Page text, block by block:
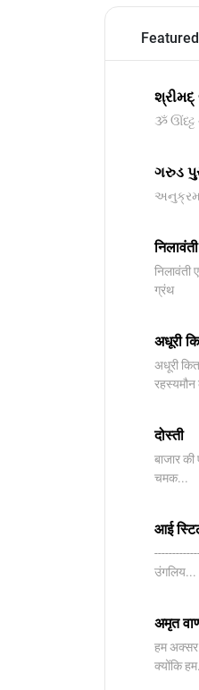
શ્રીમદ્
ૐ
ગરુડ
निलावंती
ग्रंथ
अधूरी
अधूरी
रहस्यमौन
दोस्ती
बाजार
चमक...
आई
उंगलिय...
अमृत
हम अक्सर
क्योंकि